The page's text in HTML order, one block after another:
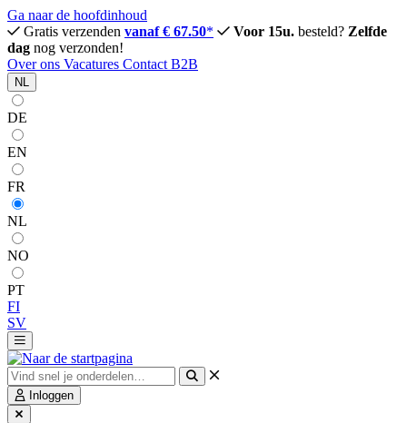
Ga naar de hoofdinhoud
Gratis verzenden vanaf € 67.50* Voor 15u. besteld? Zelfde
dag nog verzonden!
Over ons Vacatures Contact B2B
NL
DE
EN
FR
NL
NO
PT
FI
SV
Inloggen